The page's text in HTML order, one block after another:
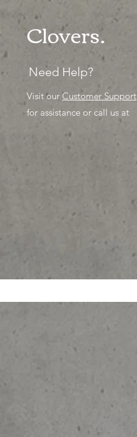
Clovers.
Need Help?
Visit ourCustomer Support
for assistance or call us at